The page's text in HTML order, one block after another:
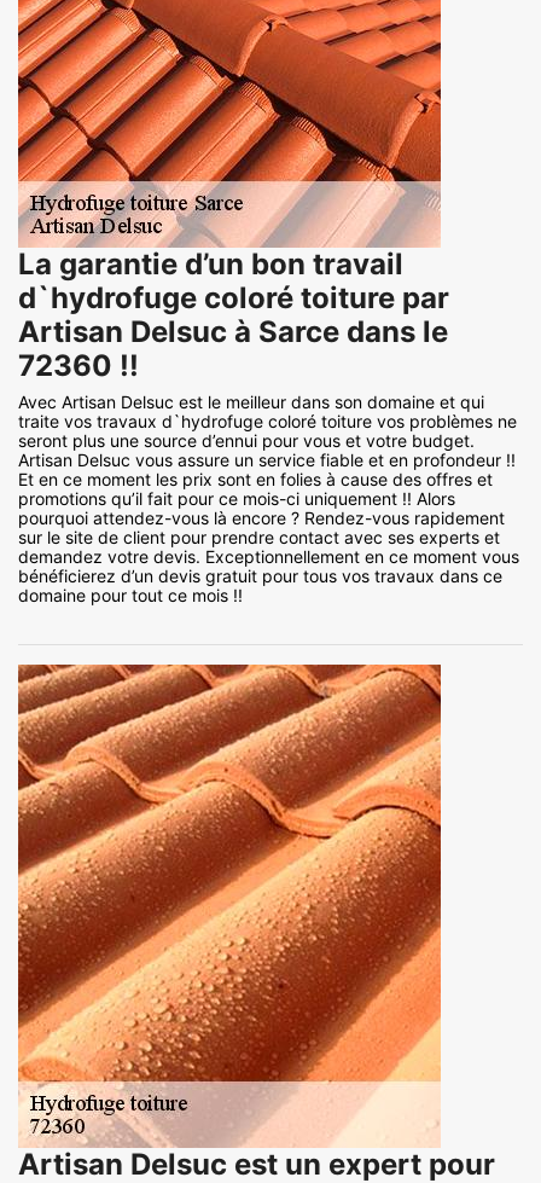
La garantie d’un bon travail
d`hydrofuge coloré toiture par
Artisan Delsuc à Sarce dans le
72360 !!
Avec Artisan Delsuc est le meilleur dans son domaine et qui
traite vos travaux d`hydrofuge coloré toiture vos problèmes ne
seront plus une source d’ennui pour vous et votre budget.
Artisan Delsuc vous assure un service fiable et en profondeur !!
Et en ce moment les prix sont en folies à cause des offres et
promotions qu’il fait pour ce mois-ci uniquement !! Alors
pourquoi attendez-vous là encore ? Rendez-vous rapidement
sur le site de client pour prendre contact avec ses experts et
demandez votre devis. Exceptionnellement en ce moment vous
bénéficierez d’un devis gratuit pour tous vos travaux dans ce
domaine pour tout ce mois !!
Artisan Delsuc est un expert pour